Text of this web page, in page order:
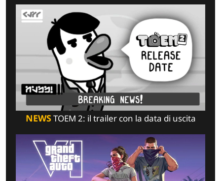
NEWSTOEM 2: il trailer con la data di uscita